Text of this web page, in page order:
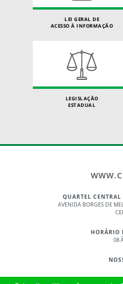
LEI GERAL DE
ACESSO À INFORMAÇÃO
LEGISLAÇÃO
ESTADUAL
QUARTEL
AVENIDA BORGES DE
HORÁRIO
08
© 2017 - 2026 –